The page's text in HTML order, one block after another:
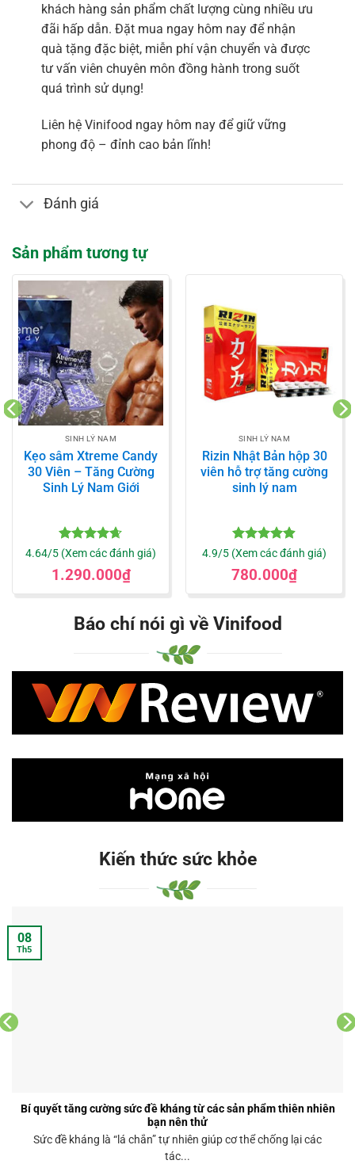
khách hàng sản phẩm chất lượng cùng nhiều ưu
đãi hấp dẫn. Đặt mua ngay hôm nay để nhận
quà tặng đặc biệt, miễn phí vận chuyển và được
tư vấn viên chuyên môn đồng hành trong suốt
quá trình sử dụng!
Liên hệ Vinifood ngay hôm nay để giữ vững
phong độ – đỉnh cao bản lĩnh!
Đánh giá
Sản phẩm tương tự
SINH LÝ NAM
Kẹo sâm Xtreme Candy
30 Viên – Tăng Cường
Sinh Lý Nam Giới
Được xếp
5 sao
4.64/5 (Xem các đánh giá)
1.290.000₫
SINH LÝ NAM
Rizin Nhật Bản hộp 30
viên hỗ trợ tăng cường
sinh lý nam
Được xếp
sao
4.9/5 (Xem các đánh giá)
780.000₫
Báo chí nói gì về Vinifood
Kiến thức sức khỏe
Bí quyết tăng cường sức đề kháng từ các sản phẩm thiên nhiên
bạn nên thử
Sức đề kháng là “lá chắn” tự nhiên giúp cơ thể chống lại các
tác...
08
Th5